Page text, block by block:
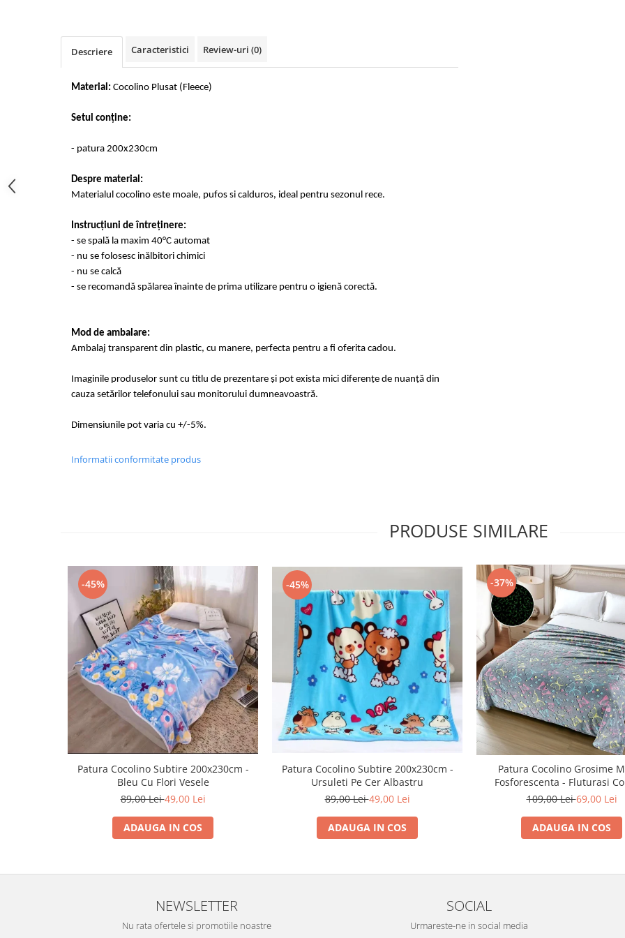
Lenjerii Catifea
Cearceaf cu elastic
Cearceaf normal
Bumbac Neted Nesatinat
Bumbac 100% Poplin Hobby
Lenjerii Satin Premium
Lenjerii Creponate
Lenjerii pentru PASTE
Huse Impermeabile
Huse Impermeabile 160x200cm
Huse Impermeabile 180x200cm
Descriere Caracteristici Review-uri (0)
Material: Cocolino Plusat (Fleece)
Setul conține:
- patura 200x230cm
Despre material:
Materialul cocolino este moale, pufos si calduros, ideal pentru sezonul rece.
Instrucțiuni de întreținere:
- se spală la maxim 40°C automat
- nu se folosesc inălbitori chimici
- nu se calcă
- se recomandă spălarea înainte de prima utilizare pentru o igienă corectă.
Mod de ambalare:
Ambalaj transparent din plastic, cu manere, perfecta pentru a fi oferita cadou.
Imaginile produselor sunt cu titlu de prezentare și pot exista mici diferențe de nuanță din
cauza setărilor telefonului sau monitorului dumneavoastră.
Dimensiunile pot varia cu +/-5%.
Informatii conformitate produs
PRODUSE SIMILARE
-45%
Patura Cocolino Subtire 200x230cm -
Bleu Cu Flori Vesele
89,00 Lei49,00 Lei
ADAUGA IN COS
-45%
Patura Cocolino Subtire 200x230cm -
Ursuleti Pe Cer Albastru
89,00 Lei49,00 Lei
ADAUGA IN COS
-37%
Patura Cocolino Grosime
Fosforescenta - Fluturasi
109,00 Lei69,00 Lei
ADAUGA IN COS
NEWSLETTER
Nu rata ofertele si promotiile noastre
SOCIAL
Urmareste-ne in social media